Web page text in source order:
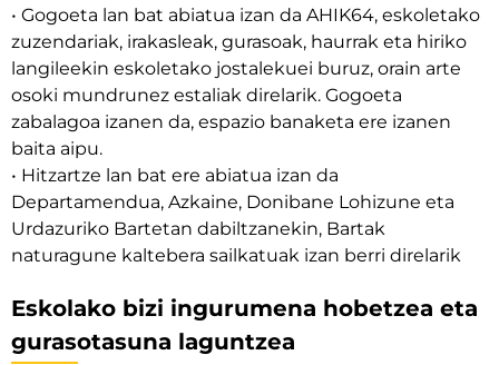
• Gogoeta lan bat abiatua izan da AHIK64, eskoletako
zuzendariak, irakasleak, gurasoak, haurrak eta hiriko
langileekin eskoletako jostalekuei buruz, orain arte
osoki mundrunez estaliak direlarik. Gogoeta
zabalagoa izanen da, espazio banaketa ere izanen
baita aipu.
• Hitzartze lan bat ere abiatua izan da
Departamendua, Azkaine, Donibane Lohizune eta
Urdazuriko Bartetan dabiltzanekin, Bartak
naturagune kaltebera sailkatuak izan berri direlarik
Eskolako bizi ingurumena hobetzea eta
gurasotasuna laguntzea